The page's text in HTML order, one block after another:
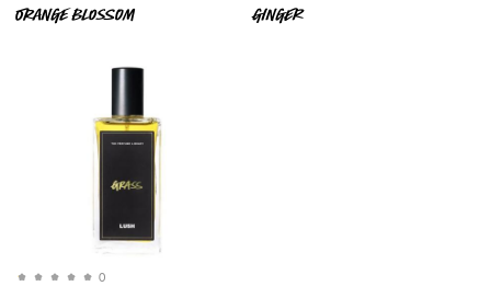
ORANGE BLOSSOM GINGER
0